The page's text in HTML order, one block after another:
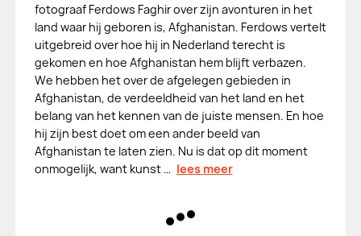
fotograaf Ferdows Faghir over zijn avonturen in het
land waar hij geboren is, Afghanistan. Ferdows vertelt
uitgebreid over hoe hij in Nederland terecht is
gekomen en hoe Afghanistan hem blijft verbazen.
We hebben het over de afgelegen gebieden in
Afghanistan, de verdeeldheid van het land en het
belang van het kennen van de juiste mensen. En hoe
hij zijn best doet om een ander beeld van
Afghanistan te laten zien. Nu is dat op dit moment
onmogelijk, want kunst … lees meer